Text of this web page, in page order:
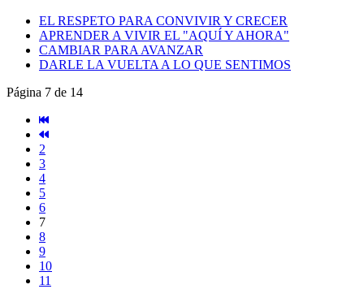
EL RESPETO PARA CONVIVIR Y CRECER
APRENDER A VIVIR EL "AQUÍ Y AHORA"
CAMBIAR PARA AVANZAR
DARLE LA VUELTA A LO QUE SENTIMOS
Página 7 de 14
2
3
4
5
6
7
8
9
10
11